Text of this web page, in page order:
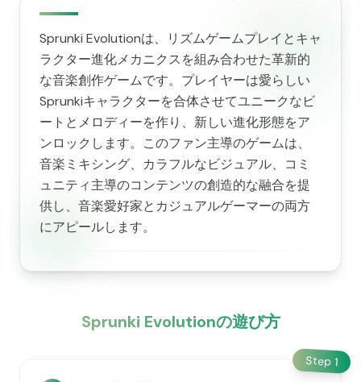
Sprunki Evolutionは、リズムゲームプレイとキャ
ラクター進化メカニクスを組み合わせた革新的
な音楽創作ゲームです。プレイヤーは愛らしい
Sprunkiキャラクターを合体させてユニークなビ
ートとメロディーを作り、新しい進化形態をア
ンロックします。このファン主導のゲームは、
音楽ミキシング、カラフルなビジュアル、コミ
ュニティ主導のコンテンツの創造的な融合を提
供し、音楽愛好家とカジュアルゲーマーの両方
にアピールします。
Sprunki Evolutionの遊び方
Step 1